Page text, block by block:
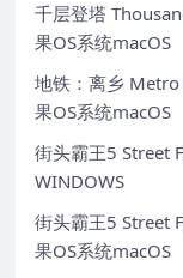
千层登塔
果OS系统macOS
地铁：离乡
果OS系统macOS
街头霸王5 Street
WINDOWS
街头霸王5 Street
果OS系统macOS